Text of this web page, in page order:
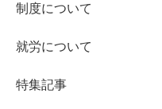
制度について
就労について
特集記事